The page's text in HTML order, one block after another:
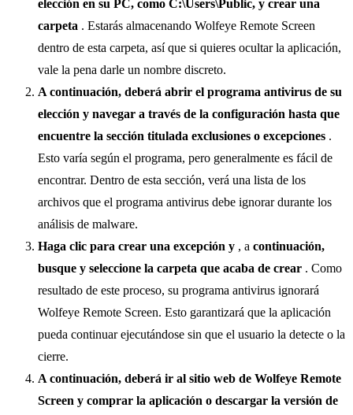
elección en su PC, como C:\Users\Public, y crear una
carpeta . Estarás almacenando Wolfeye Remote Screen
dentro de esta carpeta, así que si quieres ocultar la aplicación,
vale la pena darle un nombre discreto.
A continuación, deberá abrir el programa antivirus de su
elección y navegar a través de la configuración hasta que
encuentre la sección titulada exclusiones o excepciones .
Esto varía según el programa, pero generalmente es fácil de
encontrar. Dentro de esta sección, verá una lista de los
archivos que el programa antivirus debe ignorar durante los
análisis de malware.
Haga clic para crear una excepción y , a continuación,
busque y seleccione la carpeta que acaba de crear . Como
resultado de este proceso, su programa antivirus ignorará
Wolfeye Remote Screen. Esto garantizará que la aplicación
pueda continuar ejecutándose sin que el usuario la detecte o la
cierre.
A continuación, deberá ir al sitio web de Wolfeye Remote
Screen y comprar la aplicación o descargar la versión de